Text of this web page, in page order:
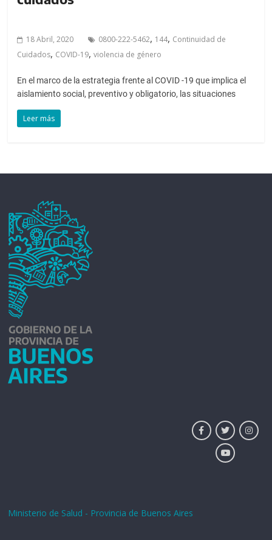
18 Abril, 2020 0800-222-5462, 144, Continuidad de
Cuidados, COVID-19,violencia de género
En el marco de la estrategia frente al COVID -19 que implica el
aislamiento social, preventivo y obligatorio, las situaciones
Leer más
Ministerio de Salud - Provincia de Buenos Aires